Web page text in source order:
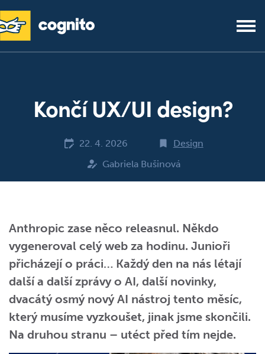
Končí UX/UI design?
22. 4. 2026
Design
Gabriela Bušinová
Anthropic zase něco releasnul. Někdo
vygeneroval celý web za hodinu. Junioři
přicházejí o práci… Každý den na nás létají
další a další zprávy o AI, další novinky,
dvacátý osmý nový AI nástroj tento měsíc,
který musíme vyzkoušet, jinak jsme skončili.
Na druhou stranu – utéct před tím nejde.